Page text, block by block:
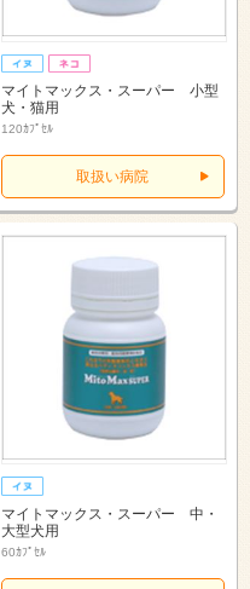
マイトマックス・スーパー 小型
犬・猫用
120ｶﾌﾟｾﾙ
取扱い病院
マイトマックス・スーパー 中・
大型犬用
60ｶﾌﾟｾﾙ